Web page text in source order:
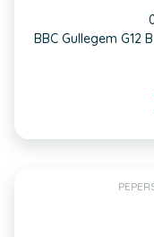
BBC Gullegem G12